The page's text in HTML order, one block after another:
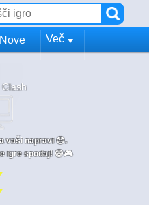
Nove Več
vaši napravi 😞.
igre spodaj! 😄🎮